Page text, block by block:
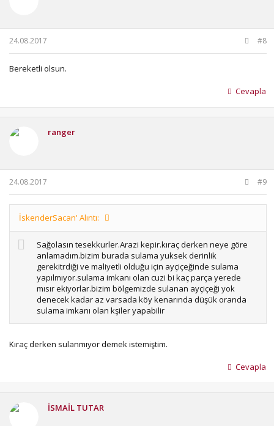
24.08.2017 #8
Bereketli olsun.
Cevapla
ranger
24.08.2017 #9
İskenderSacan' Alıntı:
Sağolasın tesekkurler.Arazi kepir.kıraç derken neye göre
anlamadım.bizim burada sulama yuksek derinlik
gerekitrdiği ve maliyetli olduğu için ayçiçeğinde sulama
yapılmıyor.sulama imkanı olan cuzi bi kaç parça yerede
mısır ekiyorlar.bizim bölgemizde sulanan ayçiçeği yok
denecek kadar az varsada köy kenarında düşük oranda
sulama imkanı olan kşiler yapabilir
Kıraç derken sulanmıyor demek istemiştim.
Cevapla
İSMAİL TUTAR